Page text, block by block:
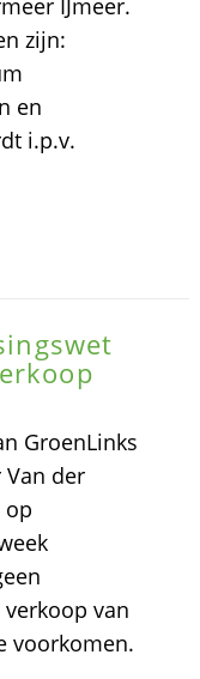
IJmeer.
zijn:
en
i.p.v.
GroenLinks
der
op
van
voorkomen.